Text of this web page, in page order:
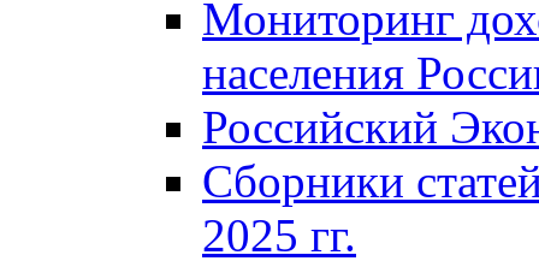
Мониторинг
населения
Российский
Сборники
2025 гг.